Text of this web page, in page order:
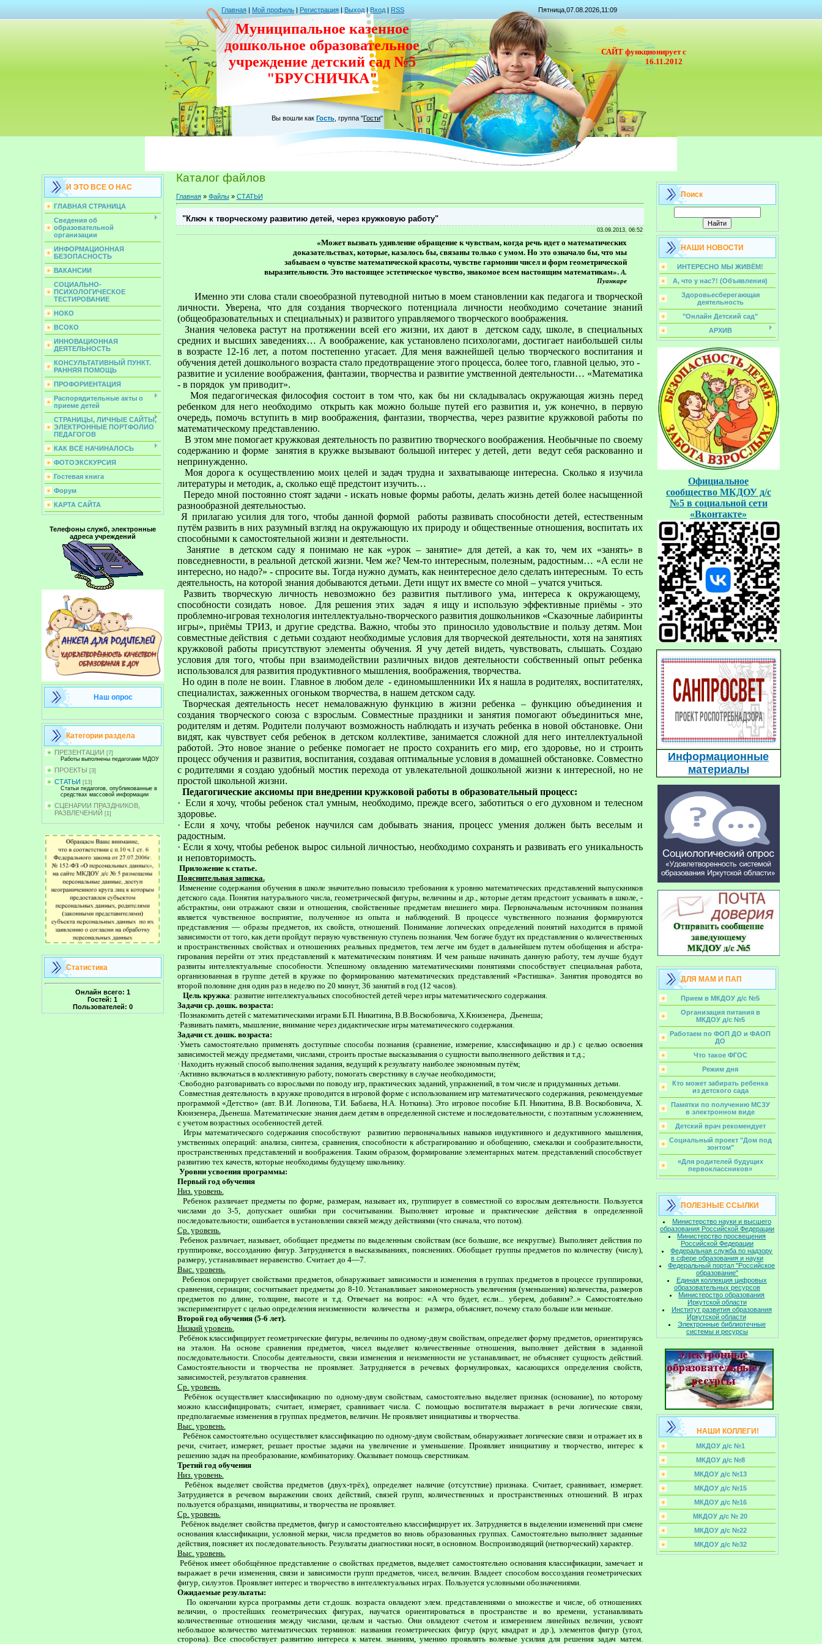
Главная | Мой профиль | Регистрация | Выход | Вход | RSS Пятница,07.08.2026,11:09
Муниципальное казенное
дошкольное образовательное
учреждение детский сад №5
"БРУСНИЧКА"
САЙТ функционирует с
16.11.2012
Вы вошли как Гость группа "Гости"
И ЭТО ВСЕ О НАС
ГЛАВНАЯ СТРАНИЦА
Сведения об
образовательной
организации
ИНФОРМАЦИОННАЯ
БЕЗОПАСНОСТЬ
ВАКАНСИИ
СОЦИАЛЬНО-
ПСИХОЛОГИЧЕСКОЕ
ТЕСТИРОВАНИЕ
НОКО
ВСОКО
ИННОВАЦИОННАЯ
ДЕЯТЕЛЬНОСТЬ
КОНСУЛЬТАТИВНЫЙ ПУНКТ.
РАННЯЯ ПОМОЩЬ
ПРОФОРИЕНТАЦИЯ
Распорядительные акты о
приеме детей
СТРАНИЦЫ, ЛИЧНЫЕ САЙТЫ,
ЭЛЕКТРОННЫЕ ПОРТФОЛИО
ПЕДАГОГОВ
КАК ВСЁ НАЧИНАЛОСЬ
ФОТОЭКСКУРСИЯ
Гостевая книга
Форум
КАРТА САЙТА
Телефоны служб, электронные
адреса учреждений
Наш опрос
Категории раздела
ПРЕЗЕНТАЦИИ [7]
Работы выполнены педагогами МДОУ
ПРОЕКТЫ [3]
СТАТЬИ [13]
Статьи педагогов, опубликованные в
средствах массовой информации
СЦЕНАРИИ ПРАЗДНИКОВ,
РАЗВЛЕЧЕНИЙ [1]
Статистика
Онлайн всего: 1
Гостей: 1
Пользователей: 0
Каталог файлов
Главная» Файлы» СТАТЬИ
"Ключ к творческому развитию детей, через кружковую работу"
03.09.2013, 06:52
«Может вызвать удивление обращение к чувствам, когда речь идет о математических
доказательствах, которые, казалось бы, связаны только с умом. Но это означало бы, что мы
забываем о чувстве математической красоты, чувстве гармонии чисел и форм геометрической
выразительности. Это настоящее эстетическое чувство, знакомое всем настоящим математикам».А.
Пуанкаре
Именно эти слова стали своеобразной путеводной нитью в моем становлении как педагога и творческой
личности. Уверена, что для создания творческого потенциала личности необходимо сочетание знаний
(общеобразовательных и специальных) и развитого управляемого творческого воображения.
Знания человека растут на протяжении всей его жизни, их дают в
детском саду, школе, в специальных
средних и высших заведениях… А воображение, как установлено психологами, достигает наибольшей силы
в возрасте 12-16 лет, а потом постепенно угасает. Для меня важнейшей целью творческого воспитания и
обучения детей дошкольного возраста стало предотвращение этого процесса, более того, главной целью, это -
развитие и усиление воображения, фантазии, творчества и развитие умственной деятельности… «Математика
- в порядок ум приводит».
Моя педагогическая философия состоит в том что, как бы ни складывалась окружающая жизнь перед
ребенком для него необходимо открыть как можно больше путей его развития и, уж конечно, в первую
очередь, помочь вступить в мир воображения, фантазии, творчества, через развитие кружковой работы по
математическому представлению.
В этом мне помогает кружковая деятельность по развитию творческого воображения. Необычные по своему
содержанию и форме занятия в кружке вызывают большой интерес у детей, дети ведут себя раскованно и
непринужденно.
Моя дорога к осуществлению моих целей и задач трудна и захватывающе интересна. Сколько я изучила
литературы и методик, а, сколько ещё предстоит изучить…
Передо мной постоянно стоят задачи - искать новые формы работы, делать жизнь детей более насыщенной
разнообразной деятельностью.
Я прилагаю усилия для того, чтобы данной формой работы развивать способности детей, естественным
путём развить в них разумный взгляд на окружающую их природу и общественные отношения, воспитать их
способными к самостоятельной жизни и деятельности.
Занятие в детском саду я понимаю не как «урок – занятие» для детей, а как то, чем их «занять» в
повседневности, в реальной детской жизни. Чем же? Чем-то интересным, полезным, радостным… «А если не
интересно, но надо?» - спросите вы. Тогда нужно думать, как неинтересное дело сделать интересным. То есть
деятельность, на которой знания добываются детьми. Дети ищут их вместе со мной – учатся учиться.
Развить творческую личность невозможно без развития пытливого ума, интереса к окружающему,
способности созидать новое. Для решения этих задач я ищу и использую эффективные приёмы - это
проблемно-игровая технология интеллектуально-творческого развития дошкольников «Сказочные лабиринты
игры», приёмы ТРИЗ, и другие средства. Важно, чтобы это приносило удовольствие и пользу детям. Мои
совместные действия с детьми создают необходимые условия для творческой деятельности, хотя на занятиях
кружковой работы присутствуют элементы обучения. Я учу детей видеть, чувствовать, слышать. Создаю
условия для того, чтобы при взаимодействии различных видов деятельности собственный опыт ребенка
использовался для развития продуктивного мышления, воображения, творчества.
Но один в поле не воин. Главное в любом деле - единомышленники Их я нашла в родителях, воспитателях,
специалистах, зажженных огоньком творчества, в нашем детском саду.
Творческая деятельность несет немаловажную функцию в жизни ребенка – функцию объединения и
создания творческого союза с взрослым. Совместные праздники и занятия помогают объединиться мне,
родителям и детям. Родители получают возможность наблюдать и изучать ребенка в новой обстановке. Они
видят, как чувствует себя ребенок в детском коллективе, занимается сложной для него интеллектуальной
работой. Это новое знание о ребенке помогает не просто сохранить его мир, его здоровье, но и строить
процесс обучения и развития, воспитания, создавая оптимальные условия в домашней обстановке. Совместно
с родителями я создаю удобный мостик перехода от увлекательной дошкольной жизни к интересной, но не
простой школьной жизни.
Педагогические аксиомы при внедрении кружковой работы в образовательный процесс:
· Если я хочу, чтобы ребенок стал умным, необходимо, прежде всего, заботиться о его духовном и телесном
здоровье.
· Если я хочу, чтобы ребенок научился сам добывать знания, процесс умения должен быть веселым и
радостным.
·Если я хочу, чтобы ребенок вырос сильной личностью, необходимо сохранять и развивать его уникальность
и неповторимость.
Приложение к статье.
Пояснительная записка.
Изменение содержания обуче­ния в школе значительно по­высило требования к уровню математических представлений вы­пускников
детского сада. Понятия натурального числа, геометрической фигуры, вели­чины и др., которые детям предстоит усваивать в школе, -
абстрактны, они отражают связи и отношения, свойственные предметам внешнего мира. Первоначальным источником познания
является чувствен­ное восприятие, полученное из опыта и наблюдений. В процессе чувственного познания формируются
представления — образы предметов, их свойств, отношений. Понимание логических определений понятий находится в прямой
зависимости от того, как дети пройдут первую чув­ственную ступень познания. Чем богаче будут их представления о количественных
и пространственных свойствах и отношениях реальных предметов, тем легче им будет в дальнейшем путем обобщения и абстра­
гирования перейти от этих представлений к математическим по­нятиям. И чем раньше начинать данную работу, тем лучше будут
развиты интеллектуальные способности. Успешному овладению математическими понятиями способствует специальная работа,
организованная в группе детей в кружке по формиро­ванию математических представлений «Растишка». Занятия проводятся во
второй половине дня один раз в неделю по 20 минут, 36 занятий в год (12 часов).
Цель кружка: развитие интеллектуальных способностей детей через игры математического содержания.
Задачи ср. дошк. возраста:
·Познакомить детей с математическими играми Б.П. Никитина, В.В.Воскобовича, Х.Кюизенера, Дьенеша;
·Развивать память, мышление, внимание через дидактические игры математического содержания.
Задачи ст. дошк. возраста:
·Уметь самостоятельно применять доступные способы познания (сравнение, измерение, классификацию и др.) с целью освоения
зависимостей между предметами, числами, строить простые высказывания о сущности выполненного действия и т.д.;
· Находить нужный способ выполнения задания, ведущий к результату наиболее экономным путём;
·Активно включаться в коллективную работу, помогать сверстнику в случае необходимости;
·Свободно разговаривать со взрослыми по поводу игр, практических заданий, упражнений, в том числе и придуманных детьми.
Совместная деятельность в кружке проводится в игровой форме с использованием игр математического содержания, рекомендуемые
программой «Детство» (авт. В.И. Логинова, Т.И. Бабаева, Н.А. Ноткина). Это игровое пособие Б.П. Никитина, В.В. Воскобовича, Х.
Кюизенера, Дьенеша. Математические знания даем детям в определенной системе и последовательности, с поэтапным усложнением,
с учетом возрастных особенностей детей.
Игры математического содержания способствуют развитию первоначальных на­выков индуктивного и дедуктивного мышления,
умственных операций: анализа, синтеза, сравнения, способности к абстраги­рованию и обобщению, смекалки и сообразительности,
простран­ственных представлений и воображения. Таким образом, формирование элементарных матем. представлений способствует
развитию тех ка­честв, которые необходимы будущему школьнику.
Уровни усвоения программы:
Первый год обучения
Низ. уровень.
Ребенок различает предметы по форме, размерам, называет их, группирует в совместной со взрослым деятельности. Пользуется
числами до 3-5, допускает ошибки при сосчитывании. Выполняет игровые и практические действия в определенной
последовательности; ошибается в установлении связей между действиями (что сначала, что потом).
Ср. уровень.
Ребенок различает, называет, обобщает предметы по выделенным свойствам (все большие, все некруглые). Выполняет действия по
группировке, воссозданию фигур. Затрудняется в высказываниях, пояснениях. Обобщает группы предметов по количеству (числу),
размеру, устанавливает неравенство. Считает до 4—7.
Выс. уровень.
Ребенок оперирует свойствами предметов, обнару­живает зависимости и изменения в группах предметов в процессе группировки,
сравнения, сериации; сосчитывает предметы до 8-10. Устанавливает закономерность увеличения (уменьшения) количества, размеров
предметов по длине, толщине, высоте и т.д. Отвечает на вопрос: «А что будет, если... уберем, добавим?..» Самостоятельно
экспериментирует с целью определения не­изменности количества и размера, объясняет, почему стало больше или меньше.
Второй год обучения (5-6 лет).
Низкий уровень.
Ребёнок классифицирует геометрические фигуры, величины по одному-двум свойствам, определяет форму предметов, ориентируясь
на эталон. На основе сравнения предметов, чисел выделяет количественные отношения, выполняет действия в заданной
последовательности. Способы деятельности, связи изменения и неизменности не устанавливает, не объясняет сущность действий.
Самостоятельности и творчества не проявляет. Затрудняется в речевых формулировках, касающихся определения свойств,
зависимостей, результатов сравнения.
Ср. уровень.
Ребёнок осуществляет классификацию по одному-двум свойствам, самостоятельно выделяет признак (основание), по которому
можно классифицировать; считает, измеряет, сравнивает числа. С помощью воспитателя выражает в речи логические связи,
предполагаемые изменения в группах предметов, величин. Не проявляет инициативы и творчества.
Выс. уровень.
Ребёнок самостоятельно осуществляет классификацию по одному-двум свойствам, обнаруживает логические связи и отражает их в
речи, считает, измеряет, решает простые задачи на увеличение и уменьшение. Проявляет инициативу и творчество, интерес к
решению задач на преобразование, комбинаторику. Оказывает помощь сверстникам.
Третий год обучения
Низ. уровень.
Ребёнок выделяет свойства предметов (двух-трёх), определяет наличие (отсутствие) признака. Считает, сравнивает, измеряет.
Затрудняется в речевом выражении своих действий, связей групп, количественных и пространственных отношений. В играх
пользуется образцами, инициативы, и творчества не проявляет.
Ср. уровень.
Ребёнок выделяет свойства предметов, фигур и самостоятельно классифицирует их. Затрудняется в выделении изменений при смене
основания классификации, условной мерки, числа предметов во вновь образованных группах. Самостоятельно выполняет заданные
действия, поясняет их последовательность. Результаты диагностики носят, в основном. Воспроизводящий (нетворческий) характер.
Выс. уровень.
Ребёнок имеет обобщённое представление о свойствах предметов, выделяет самостоятельно основания классификации, замечает и
выражает в речи изменения, связи и зависимости групп предметов, чисел, величин. Владеет способом воссоздания геометрических
фигур, силуэтов. Проявляет интерес и творчество в интеллектуальных играх. Пользуется условными обозначениями.
Ожидаемые результаты:
По окончании курса программы дети ст.дошк. возраста овладеют элем. представлениями о множестве и числе, об отношениях
величин, о простейших геометрических фигурах, научатся ориентироваться в пространстве и во времени, устанавливать
количественные отношения между числами, целым и частью. Они овладеют счетом и измерением линейных величин, усвоят
небольшое количество математиче­ских терминов: названия геометрических фигур (круг, квадрат и др.), элементов фигур (угол,
сторона). Все способствует развитию интереса к матем. знаниям, уме­нию проявлять волевые усилия для решения задач матем.
Поиск
НАШИ НОВОСТИ
ИНТЕРЕСНО МЫ ЖИВЁМ!
А, что у нас?! (Объявления)
Здоровьесберегающая
деятельность
"Онлайн Детский сад"
АРХИВ
Официальное
сообщество МКДОУ д/с
№5 в социальной сети
«Вконтакте»
Информационные
материалы
ДЛЯ МАМ И ПАП
Прием в МКДОУ д/с №5
Организация питания в
МКДОУ д/с №5
Работаем по ФОП ДО и ФАОП
ДО
Что такое ФГОС
Режим дня
Кто может забирать ребенка
из детского сада
Памятки по получению МСЗУ
в электронном виде
Детский врач рекомендует
Социальный проект "Дом под
зонтом"
«Для родителей будущих
первоклассников»
ПОЛЕЗНЫЕ ССЫЛКИ
Министерство науки и высшего
образования Российской Федерации
Министерство просвещения
Российской Федерации
Федеральная служба по надзору
в сфере образования и науки
Федеральный портал "Российское
образование"
Единая коллекция цифровых
образовательных ресурсов
Министерство образования
Иркутской области
Институт развития образования
Иркутской области
Электронные библиотечные
системы и ресурсы
НАШИ КОЛЛЕГИ!
МКДОУ д/с №1
МКДОУ д/с №8
МКДОУ д/с №13
МКДОУ д/с №15
МКДОУ д/с №16
МКДОУ д/с № 20
МКДОУ д/с №22
МКДОУ д/с №32